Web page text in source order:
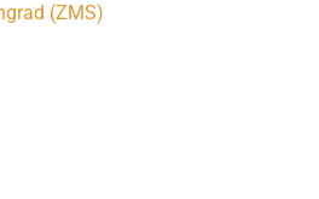
(ZMS)